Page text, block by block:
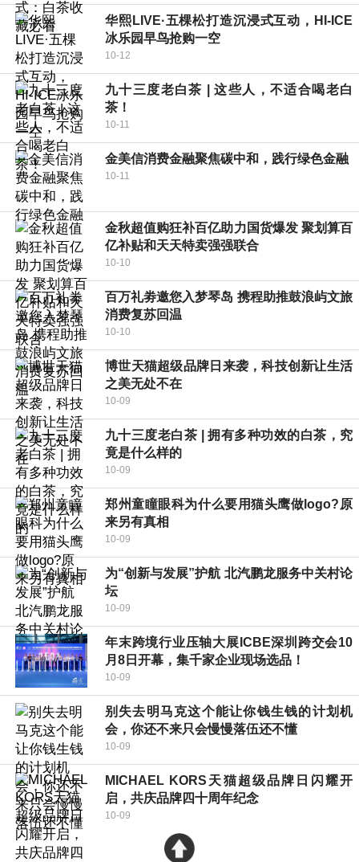
华熙LIVE·五棵松打造沉浸式互动，HI-ICE
冰乐园早鸟抢购一空
10-12
九十三度老白茶 | 这些人，不适合喝老白
茶！
10-11
金美信消费金融聚焦碳中和，践行绿色金融
10-11
金秋超值购狂补百亿助力国货爆发 聚划算百
亿补贴和天天特卖强强联合
10-10
百万礼劵邀您入梦琴岛 携程助推鼓浪屿文旅
消费复苏回温
10-10
博世天猫超级品牌日来袭，科技创新让生活
之美无处不在
10-09
九十三度老白茶 | 拥有多种功效的白茶，究
竟是什么样的
10-09
郑州童瞳眼科为什么要用猫头鹰做logo?原
来另有真相
10-09
为“创新与发展”护航 北汽鹏龙服务中关村论
坛
10-09
年末跨境行业压轴大展ICBE深圳跨交会10
月8日开幕，集千家企业现场选品！
10-09
别失去明马克这个能让你钱生钱的计划机
会，你还不来只会慢慢落伍还不懂
10-09
MICHAEL KORS天猫超级品牌日闪耀开
启，共庆品牌四十周年纪念
10-09